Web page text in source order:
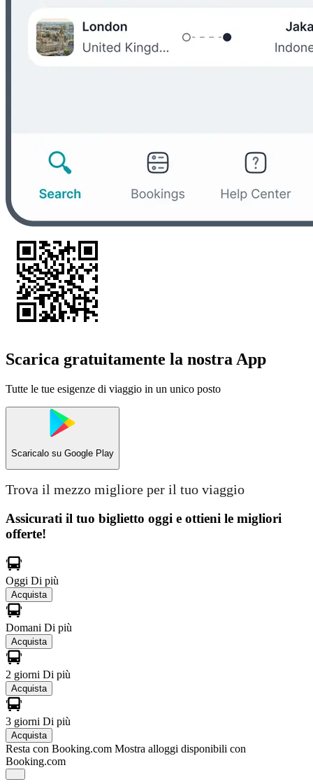
Scarica gratuitamente la nostra App
Tutte le tue esigenze di viaggio in un unico posto
Scaricalo su Google Play
Trova il mezzo migliore per il tuo viaggio
Assicurati il ​​tuo biglietto oggi e ottieni le migliori
offerte!
Oggi Di più
Acquista
Domani Di più
Acquista
2 giorni Di più
Acquista
3 giorni Di più
Acquista
Resta con Booking.com Mostra alloggi disponibili con
Booking.com